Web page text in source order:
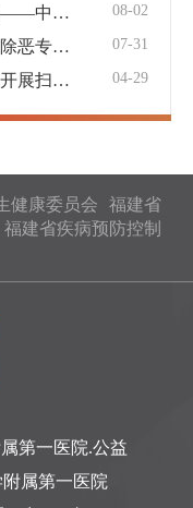
坚定不移与黑恶势力斗争到底——中央政法委负责同志就开展深化扫黑除恶专项斗争有关问题答记者问 08-02
全国开展为期一年的深化扫黑除恶专项斗争 07-31
王小洪在全国公安机关常态化开展扫黑除恶斗争推进会议上强调 以为人民出政绩以实干出政绩的使命担当 坚决抓好常态化扫黑除恶斗争 04-29
健康委员会
福建省
福建省疾病预防控制
第一医院.公益
属第一医院